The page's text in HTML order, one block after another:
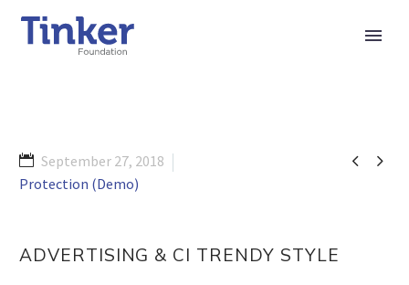
 
September 27, 2018
Protection (Demo)
ADVERTISING & CI TRENDY STYLE